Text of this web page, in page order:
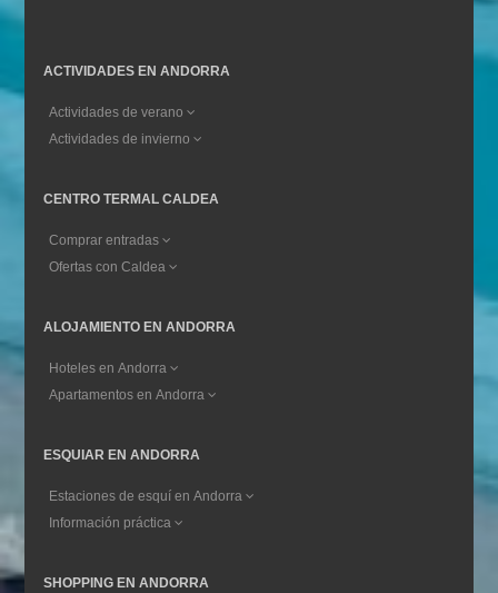
ACTIVIDADES EN ANDORRA
Actividades de verano
Actividades de invierno
CENTRO TERMAL CALDEA
Comprar entradas
Ofertas con Caldea
ALOJAMIENTO EN ANDORRA
Hoteles en Andorra
Apartamentos en Andorra
ESQUIAR EN ANDORRA
Estaciones de esquí en Andorra
Información práctica
SHOPPING EN ANDORRA